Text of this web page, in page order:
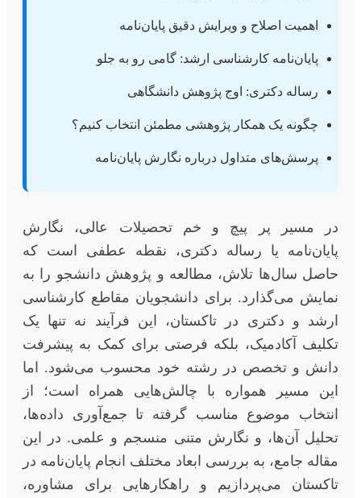
اهمیت اصلاح و ویرایش دقیق پایان‌نامه
پایان‌نامه کارشناسی ارشد: گامی رو به جلو
رساله دکتری: اوج پژوهش دانشگاهی
چگونه یک همکار پژوهشی مطمئن انتخاب کنیم؟
پرسش‌های متداول درباره نگارش پایان‌نامه
در مسیر پر پیچ و خم تحصیلات عالی، نگارش
پایان‌نامه یا رساله دکتری، نقطه عطفی است که
حاصل سال‌ها تلاش، مطالعه و پژوهش دانشجو را به
نمایش می‌گذارد. برای دانشجویان مقاطع کارشناسی
ارشد و دکتری در تاکستان، این فرآیند نه تنها یک
تکلیف آکادمیک، بلکه فرصتی برای کمک به پیشرفت
دانش و تخصص در رشته خود محسوب می‌شود. اما
این مسیر همواره با چالش‌هایی همراه است؛ از
انتخاب موضوع مناسب گرفته تا جمع‌آوری داده‌ها،
تحلیل آن‌ها، و نگارش متنی منسجم و علمی. در این
مقاله جامع، به بررسی ابعاد مختلف انجام پایان‌نامه در
تاکستان می‌پردازیم و راهکارهایی برای مشاوره،